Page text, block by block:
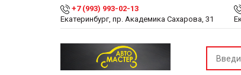
+7 (993) 993-02-13
Екатеринбург, пр. Академика Сахарова, 31